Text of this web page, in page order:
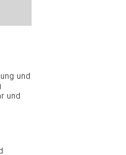
und
und